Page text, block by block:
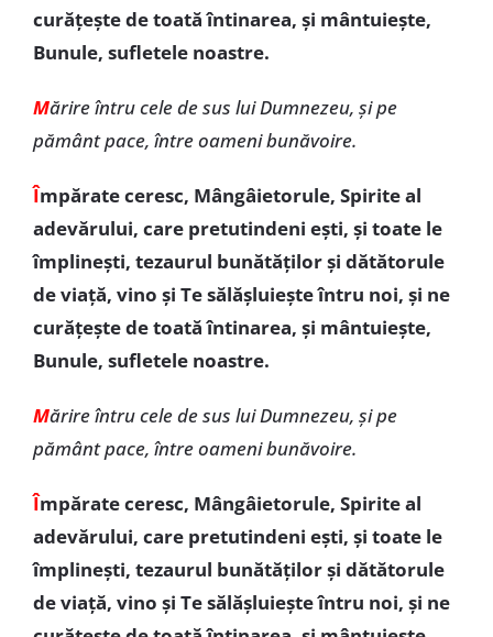
curăţeşte de toată întinarea, şi mântuieşte,
Bunule, sufletele noastre.
Mărire întru cele de sus lui Dumnezeu, şi pe
pământ pace, între oameni bunăvoire.
Împărate ceresc, Mângâietorule, Spirite al
adevărului, care pretutindeni eşti, şi toate le
împlineşti, tezaurul bunătăţilor şi dătătorule
de viaţă, vino şi Te sălășluiește întru noi, și ne
curăţeşte de toată întinarea, şi mântuieşte,
Bunule, sufletele noastre.
Mărire întru cele de sus lui Dumnezeu, şi pe
pământ pace, între oameni bunăvoire.
Împărate ceresc, Mângâietorule, Spirite al
adevărului, care pretutindeni eşti, şi toate le
împlineşti, tezaurul bunătăţilor şi dătătorule
de viaţă, vino şi Te sălășluiește întru noi, și ne